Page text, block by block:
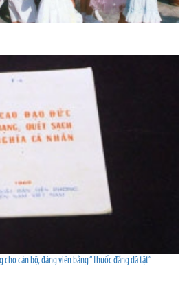
cho cán bộ, đảng viên bằng “Thuốc đắng dã tật”